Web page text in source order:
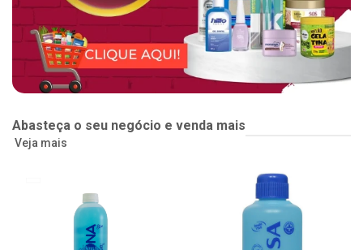
Abasteça o seu negócio e venda mais
Veja mais